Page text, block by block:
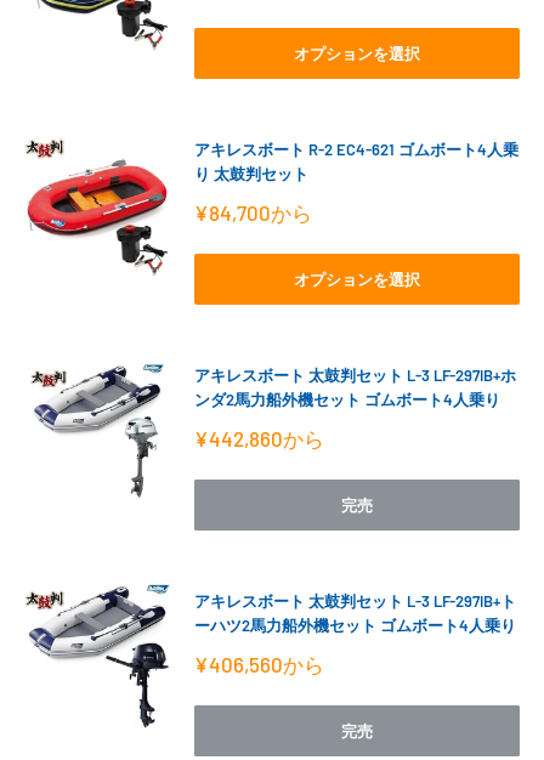
価
オプションを選択
アキレスボート R-2 EC4-621 ゴムボート4人乗
り 太鼓判セット
販
価
¥84,700から
オプションを選択
アキレスボート 太鼓判セット L-3 LF-297IB+ホ
ンダ2馬力船外機セット ゴムボート4人乗り
販
価
¥442,860から
完売
アキレスボート 太鼓判セット L-3 LF-297IB+ト
ーハツ2馬力船外機セット ゴムボート4人乗り
販
価
¥406,560から
完売